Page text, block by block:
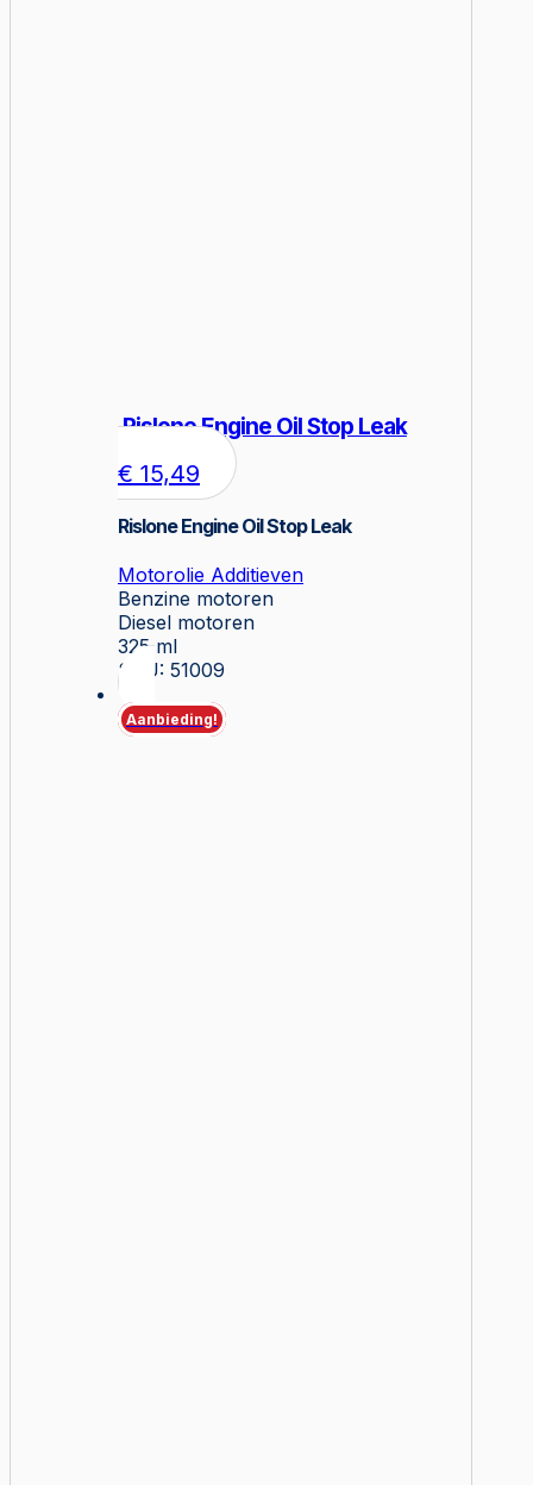
Rislone Engine Oil Stop Leak
€ 15,49
Rislone Engine Oil Stop Leak
Motorolie Additieven
Benzine motoren
Diesel motoren
325 ml
SKU: 51009
Aanbieding!